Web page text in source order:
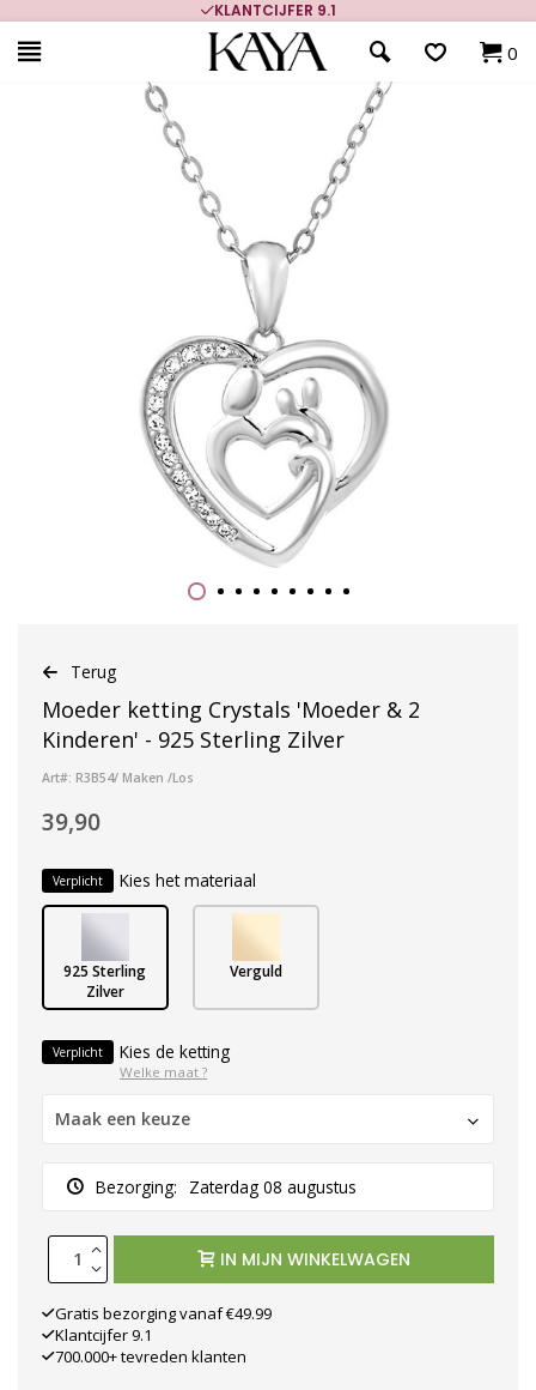
KLANTCIJFER 9.1
0
Terug
Moeder ketting Crystals 'Moeder & 2
Kinderen' - 925 Sterling Zilver
Art#: R3B54/ Maken /Los
39,90
Verplicht Kies het materiaal
925 Sterling
Zilver
Verguld
Verplicht Kies de ketting
Welke maat ?
Maak een keuze
Bezorging: Zaterdag 08 augustus
IN MIJN WINKELWAGEN
Gratis bezorging vanaf €49.99
Klantcijfer 9.1
700.000+ tevreden klanten